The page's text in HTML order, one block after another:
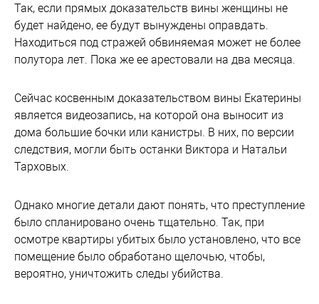
Так, если прямых доказательств вины женщины не
будет найдено, ее будут вынуждены оправдать.
Находиться под стражей обвиняемая может не более
полутора лет. Пока же ее арестовали на два месяца.
Сейчас косвенным доказательством вины Екатерины
является видеозапись, на которой она выносит из
дома большие бочки или канистры. В них, по версии
следствия, могли быть останки Виктора и Натальи
Тарховых.
Однако многие детали дают понять, что преступление
было спланировано очень тщательно. Так, при
осмотре квартиры убитых было установлено, что все
помещение было обработано щелочью, чтобы,
вероятно, уничтожить следы убийства.